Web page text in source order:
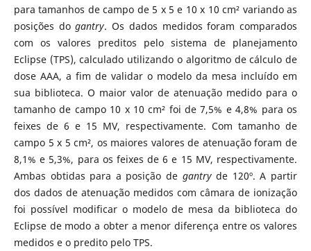
para tamanhos de campo de 5 x 5 e 10 x 10 cm² variando as
posições dogantry. Os dados medidos foram comparados
com os valores preditos pelo sistema de planejamento
Eclipse (TPS), calculado utilizando o algoritmo de cálculo de
dose AAA, a fim de validar o modelo da mesa incluído em
sua biblioteca. O maior valor de atenuação medido para o
tamanho de campo 10 x 10 cm² foi de 7,5% e 4,8% para os
feixes de 6 e 15 MV, respectivamente. Com tamanho de
campo 5 x 5 cm², os maiores valores de atenuação foram de
8,1% e 5,3%, para os feixes de 6 e 15 MV, respectivamente.
Ambas obtidas para a posição de gantryde 120º. A partir
dos dados de atenuação medidos com câmara de ionização
foi possível modificar o modelo de mesa da biblioteca do
Eclipse de modo a obter a menor diferença entre os valores
medidos e o predito pelo TPS.